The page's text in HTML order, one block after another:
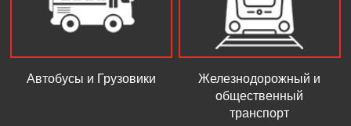
Автобусы и Грузовики
Железнодорожный и
общественный
транспорт